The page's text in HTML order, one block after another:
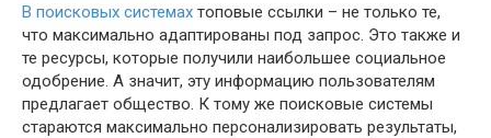
В поисковых системах топовые ссылки – не только те,
что максимально адаптированы под запрос. Это также и
те ресурсы, которые получили наибольшее социальное
одобрение. А значит, эту информацию пользователям
предлагает общество. К тому же поисковые системы
стараются максимально персонализировать результаты,